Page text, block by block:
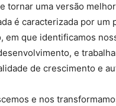
tornar uma versão
é caracterizada por um
em que identificamos
e
de crescimento e
e nos